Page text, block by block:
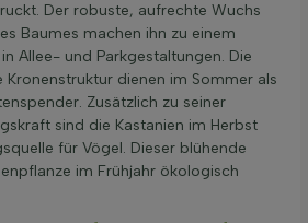
Der robuste, aufrechte Wuchs
Baumes machen ihn zu einem
Allee- und Parkgestaltungen. Die
dienen im Sommer als
Zusätzlich zu seiner
sind die Kastanien im Herbst
für Vögel. Dieser blühende
im Frühjahr ökologisch